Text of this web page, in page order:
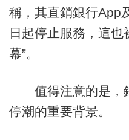
稱，其直銷銀行App
日起停止服務，這也
幕”。
值得注意的是，
停潮的重要背景。